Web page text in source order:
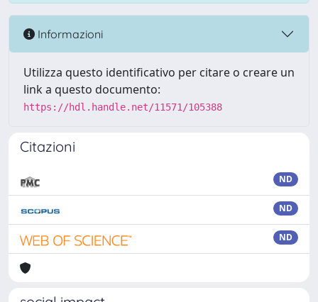
Informazioni
Utilizza questo identificativo per citare o creare un
link a questo documento:
https://hdl.handle.net/11571/105388
Citazioni
ND
ND
ND